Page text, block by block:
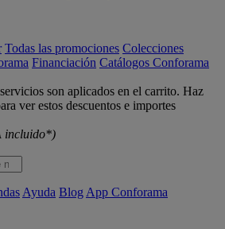
Todas las promociones Colecciones
Financiación Catálogos Conforama
son aplicados en el carrito. Haz
ver estos descuentos e importes
incluido*)
Ayuda Blog App Conforama